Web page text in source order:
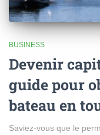
BUSINESS
Devenir
guide pour
bateau en
Saviez-vous que le